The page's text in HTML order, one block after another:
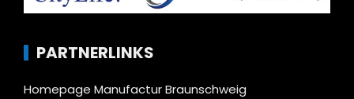
PARTNERLINKS
Homepage Manufactur Braunschweig